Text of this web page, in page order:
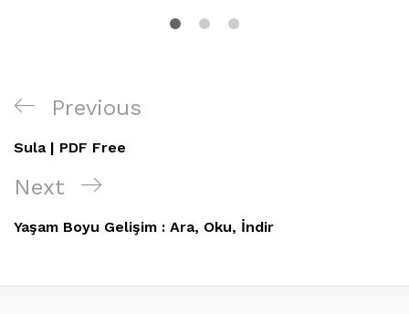
Navigation
de
l’article
Previous
Post
Previous
Sula | PDF Free
Next
Post
Next
Yaşam Boyu Gelişim : Ara, Oku, İndir